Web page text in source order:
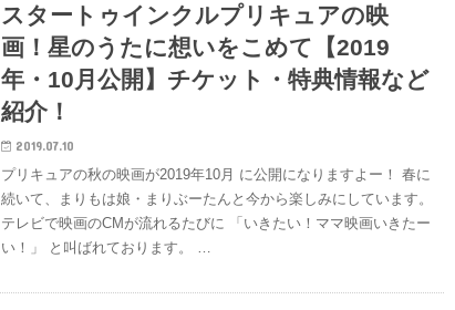
スタートゥインクルプリキュアの映
画！星のうたに想いをこめて【2019
年・10月公開】チケット・特典情報など
紹介！
2019.07.10
プリキュアの秋の映画が2019年10月 に公開になりますよー！ 春に
続いて、まりもは娘・まりぶーたんと今から楽しみにしています。
テレビで映画のCMが流れるたびに 「いきたい！ママ映画いきたー
い！」 と叫ばれております。 …